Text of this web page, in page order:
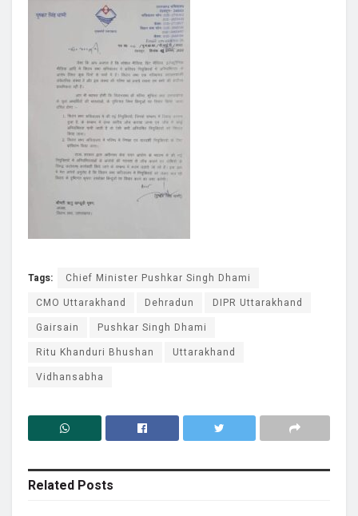
Tags:
Chief Minister Pushkar Singh Dhami
CMO Uttarakhand
Dehradun
DIPR Uttarakhand
Gairsain
Pushkar Singh Dhami
Ritu Khanduri Bhushan
Uttarakhand
Vidhansabha
Related Posts